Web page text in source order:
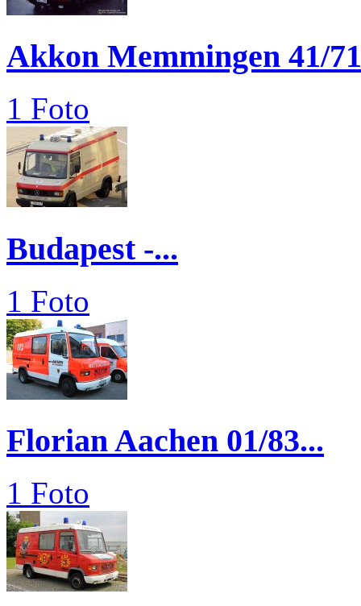
Akkon Memmingen 41/
1 Foto
Budapest -...
1 Foto
Florian Aachen 01/83...
1 Foto